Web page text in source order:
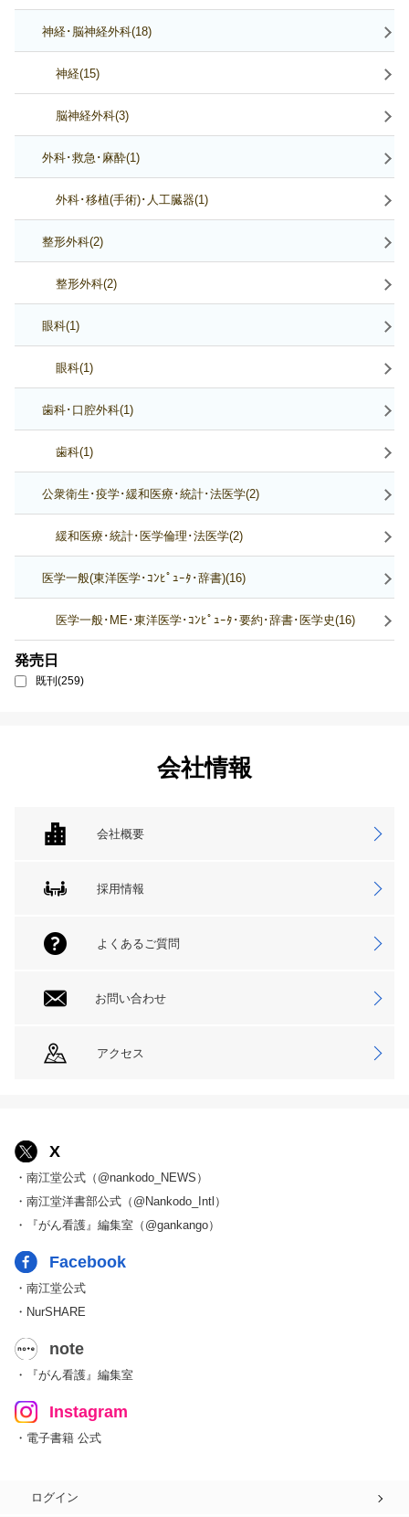
神経･脳神経外科(18)
神経(15)
脳神経外科(3)
外科･救急･麻酔(1)
外科･移植(手術)･人工臓器(1)
整形外科(2)
整形外科(2)
眼科(1)
眼科(1)
歯科･口腔外科(1)
歯科(1)
公衆衛生･疫学･緩和医療･統計･法医学(2)
緩和医療･統計･医学倫理･法医学(2)
医学一般(東洋医学･ｺﾝﾋﾟｭｰﾀ･辞書)(16)
医学一般･ME･東洋医学･ｺﾝﾋﾟｭｰﾀ･要約･辞書･医学史(16)
発売日
既刊(259)
会社情報
会社概要
採用情報
よくあるご質問
お問い合わせ
アクセス
X
・南江堂公式（@nankodo_NEWS）
・南江堂洋書部公式（@Nankodo_Intl）
・『がん看護』編集室（@gankango）
Facebook
・南江堂公式
・NurSHARE
note
・『がん看護』編集室
Instagram
・電子書籍 公式
ログイン